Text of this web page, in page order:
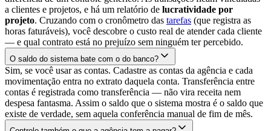
a clientes e projetos, e há um relatório de lucratividade por
projeto. Cruzando com o cronômetro das tarefas (que registra as
horas faturáveis), você descobre o custo real de atender cada cliente
— e qual contrato está no prejuízo sem ninguém ter percebido.
O saldo do sistema bate com o do banco?
Sim, se você usar as contas. Cadastre as contas da agência e cada
movimentação entra no extrato daquela conta. Transferência entre
contas é registrada como transferência — não vira receita nem
despesa fantasma. Assim o saldo que o sistema mostra é o saldo que
existe de verdade, sem aquela conferência manual de fim de mês.